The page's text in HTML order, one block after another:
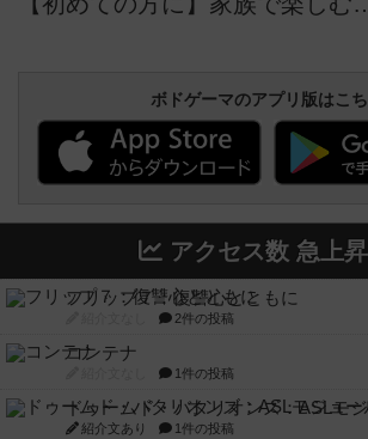
ボドゲーマのアプリ版はこ
アクセス数 急上
フリップ７：復讐心とともに
2件の投稿
コンテナ
1件の投稿
ドゥームド・バタリオンズ：ASLモ
紹介文あり 1件の投稿